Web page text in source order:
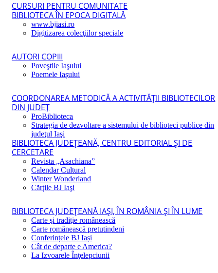
CURSURI PENTRU COMUNITATE
BIBLIOTECA ÎN EPOCA DIGITALĂ
www.bjiasi.ro
Digitizarea colecţiilor speciale
AUTORI COPIII
Poveştile Iaşului
Poemele Iaşului
COORDONAREA METODICĂ A ACTIVITĂŢII BIBLIOTECILOR
DIN JUDEŢ
ProBiblioteca
Strategia de dezvoltare a sistemului de biblioteci publice din
judeţul Iaşi
BIBLIOTECA JUDEŢEANĂ, CENTRU EDITORIAL ŞI DE
CERCETARE
Revista „Asachiana”
Calendar Cultural
Winter Wonderland
Cărţile BJ Iaşi
BIBLIOTECA JUDEŢEANĂ IAŞI, ÎN ROMÂNIA ŞI ÎN LUME
Carte şi tradiţie românească
Carte românească pretutindeni
Conferințele BJ Iași
Cât de departe e America?
La Izvoarele Înţelepciunii